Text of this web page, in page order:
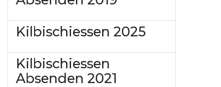
Kilbischiessen 2025
Kilbischiessen
Absenden 2021